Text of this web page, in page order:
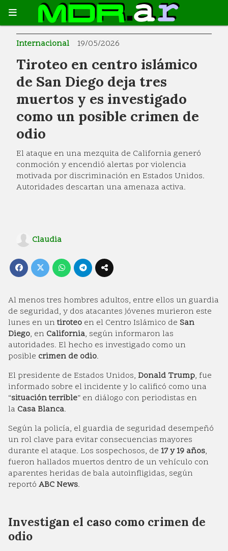
Tiroteo en centro islámico
de San Diego deja tres
muertos y es investigado
como un posible crimen de
odio
El ataque en una mezquita de California generó
conmoción y encendió alertas por violencia
motivada por discriminación en Estados Unidos.
Autoridades descartan una amenaza activa.
Internacional 19/05/2026
Claudia
Al menos tres hombres adultos, entre ellos un guardia
de seguridad, y dos atacantes jóvenes murieron este
lunes en untiroteo en el Centro Islámico de San
Diego, en California, según informaron las
autoridades. El hecho es investigado como un
posible crimen de odio.
El presidente de Estados Unidos, Donald Trump, fue
informado sobre el incidente y lo calificó como una
“situación terrible” en diálogo con periodistas en
la Casa Blanca.
Según la policía, el guardia de seguridad desempeñó
un rol clave para evitar consecuencias mayores
durante el ataque. Los sospechosos, de 17 y 19 años,
fueron hallados muertos dentro de un vehículo con
aparentes heridas de bala autoinfligidas, según
reportó ABC News.
Investigan el caso como crimen de
odio